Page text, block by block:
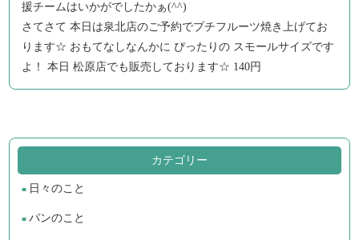
援チームはいかがでしたかぁ(^^)
さてさて 本日は泉北店のご予約でプチフルーツ焼き上げてお
ります☆ おもてなしなんかに ぴったりの スモールサイズです
よ！ 本日 松原店でも販売しております☆ 140円
カテゴリー
日々のこと
パンのこと